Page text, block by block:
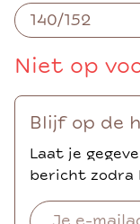
Niet op
Blijf op de
Laat je
bericht zodra